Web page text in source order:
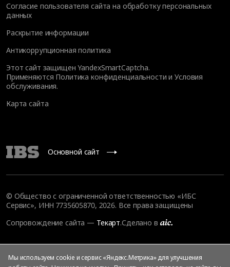
Согласие пользователя сайта на обработку персональных
данных
Раскрытие информации
Антикоррупционная политика
Этот сайт защищен YandexSmartCaptcha.
Применяются Политика конфиденциальности иУсловия
обслуживания.
Карта сайта
Основной сайт
© Общество с ограниченной ответственностью «ИБС
Сервис», ИНН 7735605870, 2026. Все права защищены
Сопровождение сайта — Текарт.Сделано в
Мы используем cookie и сервис «Яндекс.Метрика» для улучшения